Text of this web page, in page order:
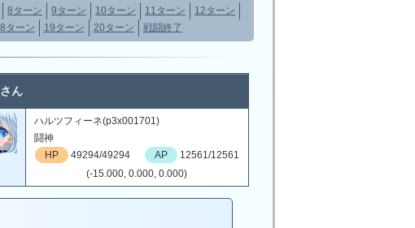
8ターン 9ターン 10ターン 11ターン
12ターン
ターン 19ターン 20ターン 戦闘終了
ん
ハルツフィーネ(p3x001701)
闘神
HP
49294/49294 AP
12561/12561
(-15.000, 0.000, 0.000)